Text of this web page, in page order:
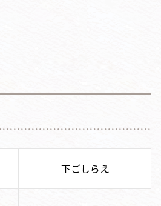
下ごしらえ